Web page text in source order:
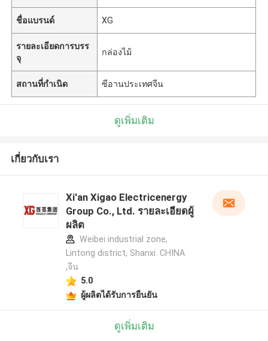
ชื่อแบรนด์ XG
รายละเอียดการบรร
จุ
กล่องไม้
สถานที่กำเนิด ซีอานประเทศจีน
ดูเพิ่มเติม
เกี่ยวกับเรา
Xi'an Xigao Electricenergy
Group Co., Ltd. รายละเอียดผู้
ผลิต
Weibei industrial zone,
Lintong district, Shanxi. CHINA
,จีน
5.0
ผู้ผลิตได้รับการยืนยัน
ดูเพิ่มเติม